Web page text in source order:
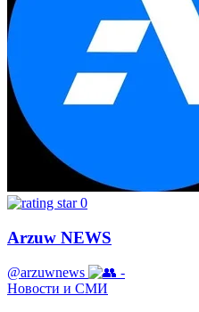
0
Arzuw NEWS
@arzuwnews
-
Новости и СМИ